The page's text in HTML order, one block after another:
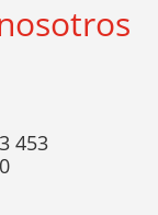
453